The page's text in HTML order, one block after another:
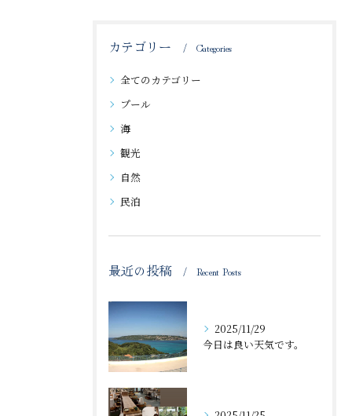
カテゴリー Categories
全てのカテゴリー
プール
海
観光
自然
民泊
最近の投稿 Recent Posts
2025/11/29
今日は良い天気です。